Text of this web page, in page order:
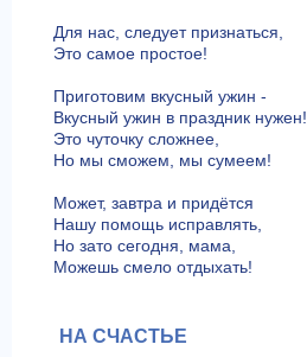
Для нас, следует признаться,
Это самое простое!
Приготовим вкусный ужин -
Вкусный ужин в праздник нужен!
Это чуточку сложнее,
Но мы сможем, мы сумеем!
Может, завтра и придётся
Нашу помощь исправлять,
Но зато сегодня, мама,
Можешь смело отдыхать!
НА СЧАСТЬЕ